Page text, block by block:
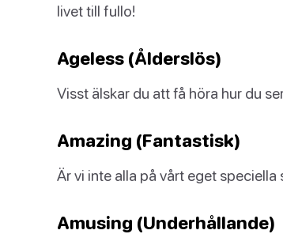
livet till fullo!
Ageless (Ålderslös)
Visst älskar du att få höra hur du
Amazing (Fantastisk)
Är vi inte alla på vårt eget speciella
Amusing (Underhållande)